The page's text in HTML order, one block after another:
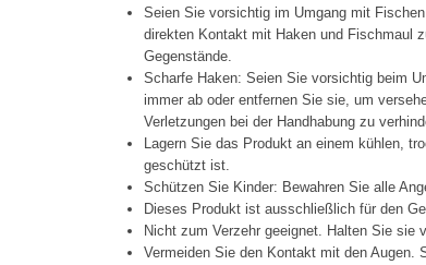
Seien Sie vorsichtig im Umgang mit
direkten Kontakt mit Haken und Fischmaul
Gegenstände.
Scharfe Haken: Seien Sie vorsichtig beim
immer ab oder entfernen Sie sie, um
Verletzungen bei der Handhabung zu
Lagern Sie das Produkt an einem kühlen,
geschützt ist.
Schützen Sie Kinder: Bewahren Sie alle
Dieses Produkt ist ausschließlich für den
Nicht zum Verzehr geeignet. Halten Sie sie
Vermeiden Sie den Kontakt mit den Augen.